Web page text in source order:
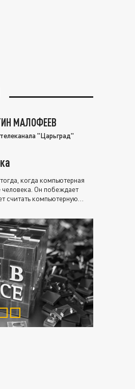
МАЛОФЕЕВ
"Царьград"
когда компьютерная
человека. Он побеждает
считать компьютерную